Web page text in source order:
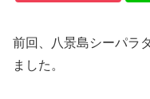
前回、八景島シーパラ
ました。